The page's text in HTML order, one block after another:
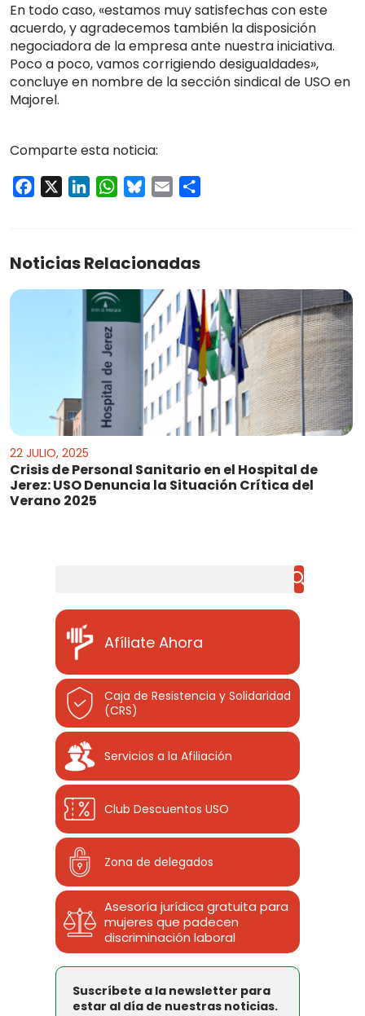
En todo caso, «estamos muy satisfechas con este
acuerdo, y agradecemos también la disposición
negociadora de la empresa ante nuestra iniciativa.
Poco a poco, vamos corrigiendo desigualdades»,
concluye en nombre de la sección sindical de USO en
Majorel.
Comparte esta noticia:
Facebook LinkedInWhatsApp
Bluesky
Email
Noticias Relacionadas
22 JULIO, 2025
Crisis de Personal Sanitario en el Hospital de
Jerez: USO Denuncia la Situación Crítica del
Verano 2025
Afíliate Ahora
Caja de Resistencia y Solidaridad
(CRS)
Servicios a la Afiliación
Club Descuentos USO
Zona de delegados
Asesoría jurídica gratuita para
mujeres que padecen
discriminación laboral
Suscríbete a la newsletter para
estar al día de nuestras noticias.